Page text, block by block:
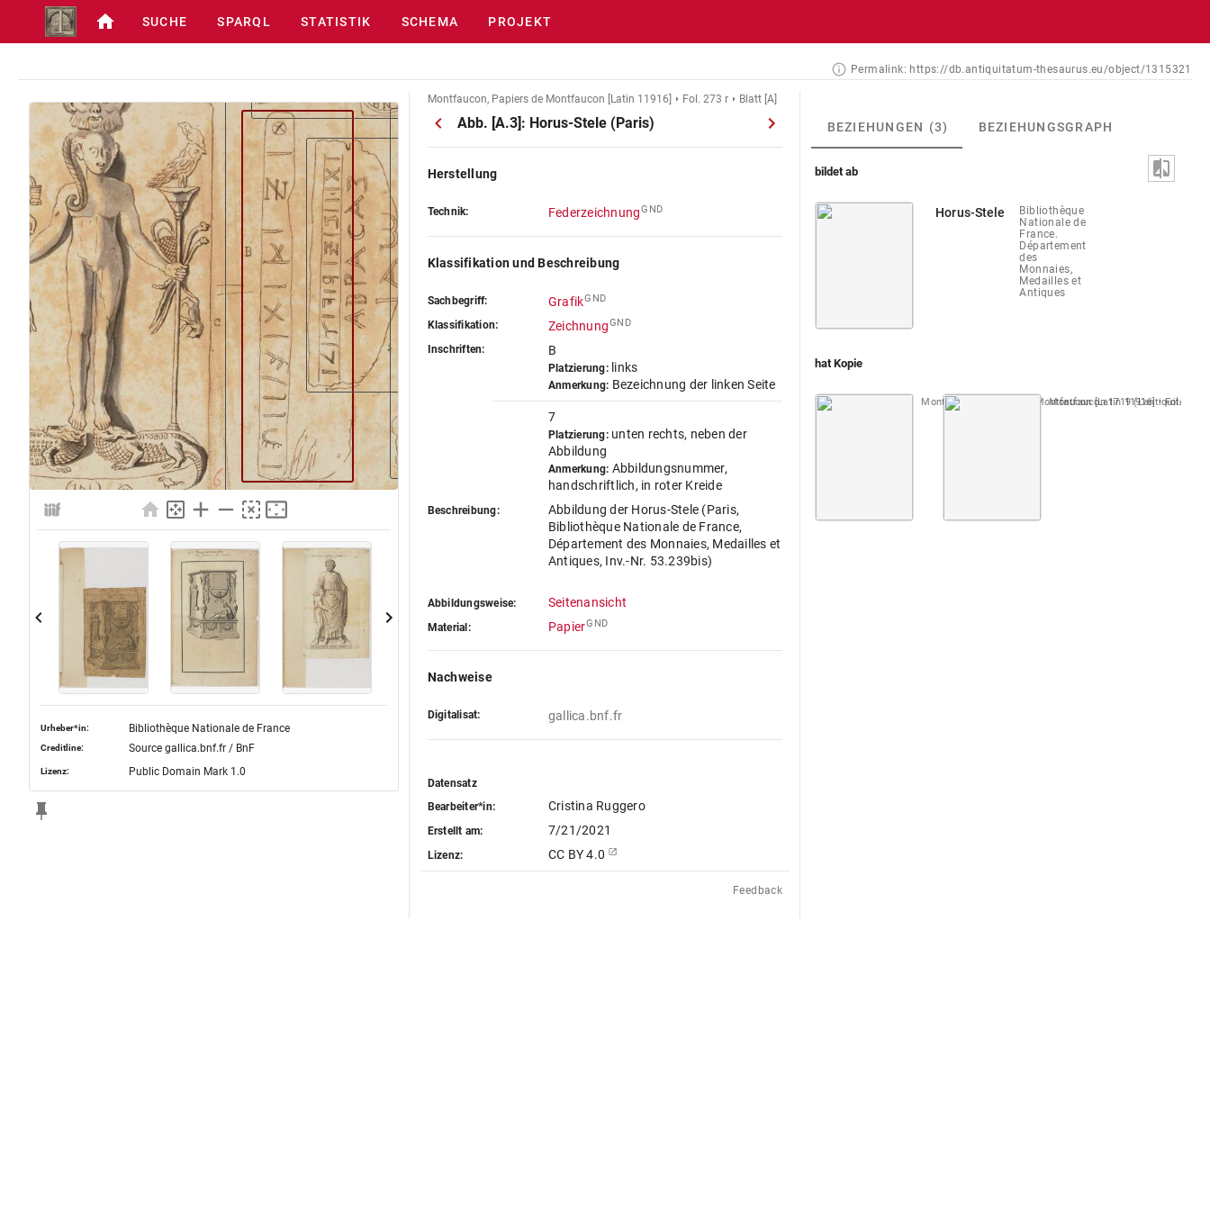
SUCHE SPARQL STATISTIK SCHEMA PROJEKT
Permalink: https://db.antiquitatum-thesaurus.eu/object/1315321
Urheber*in: Bibliothèque Nationale de France
Creditline: Source gallica.bnf.fr / BnF
Lizenz: Public Domain Mark 1.0
Montfaucon, Papiers de Montfaucon [Latin 11916] Fol. 273 r Blatt [A]
Abb. [A.3]: Horus-Stele (Paris)
Herstellung
Technik: FederzeichnungGND
Klassifikation und Beschreibung
Sachbegriff: GrafikGND
Klassifikation: ZeichnungGND
Inschriften: B
Platzierung:links
Anmerkung: Bezeichnung der linken Seite
7
Platzierung:unten rechts, neben der
Abbildung
Anmerkung: Abbildungsnummer,
handschriftlich, in roter Kreide
Beschreibung:
Abbildung der Horus-Stele (Paris,
Bibliothèque Nationale de France,
Département des Monnaies, Medailles et
Antiques, Inv.-Nr. 53.239bis)
Abbildungsweise: Seitenansicht
Material: PapierGND
Nachweise
Digitalisat: gallica.bnf.fr
Datensatz
Bearbeiter*in:
Cristina Ruggero
Erstellt am: 7/21/2021
Lizenz: CC BY 4.0
Feedback
BEZIEHUNGEN (3) BEZIEHUNGSGRAPH
bildet ab
Horus-Stele
Bibliothèque
Nationale de
France.
Département
des
Monnaies,
Medailles et
Antiques
hat Kopie
Montfaucon, Papiers de Montfaucon [Latin 11916] Fol. 274 r
Montfaucon 1719 (L'antiquité, 1.